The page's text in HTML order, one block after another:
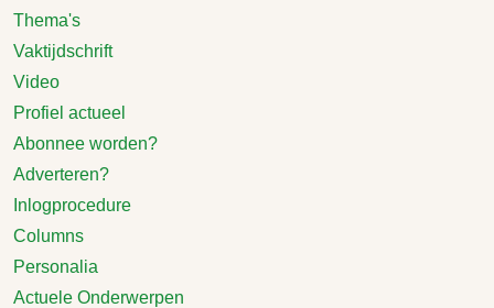
Thema's
Vaktijdschrift
Video
Profiel actueel
Abonnee worden?
Adverteren?
Inlogprocedure
Columns
Personalia
Actuele Onderwerpen